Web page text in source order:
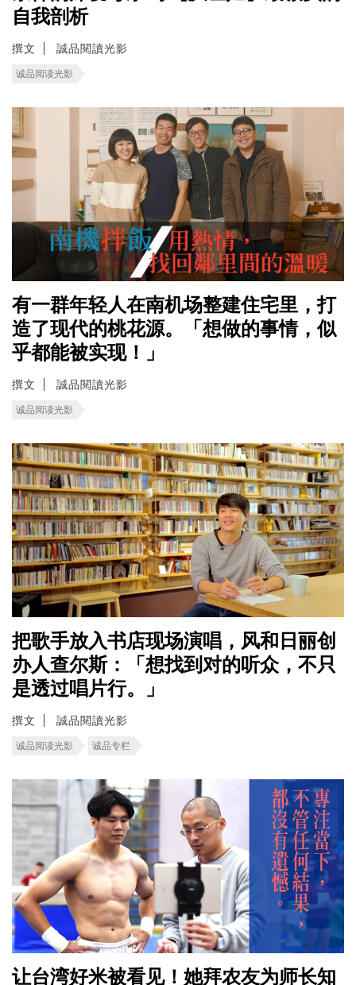
自我剖析
撰文 誠品閱讀光影
诚品阅读光影
有一群年轻人在南机场整建住宅里，打
造了现代的桃花源。「想做的事情，似
乎都能被实现！」
撰文 誠品閱讀光影
诚品阅读光影
把歌手放入书店现场演唱，风和日丽创
办人查尔斯：「想找到对的听众，不只
是透过唱片行。」
撰文 誠品閱讀光影
诚品阅读光影 诚品专栏
让台湾好米被看见！她拜农友为师长知